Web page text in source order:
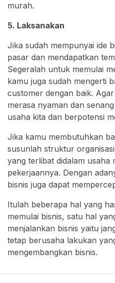
murah.
5. Laksanakan
Jika sudah mempunyai ide
pasar dan mendapatkan
Segeralah untuk memulai
kamu juga sudah mengerti
customer dengan baik.
merasa nyaman dan
usaha kita dan berpotensi
Jika kamu membutuhkan
susunlah struktur
yang terlibat didalam usaha
pekerjaannya. Dengan
bisnis juga dapat
Itulah beberapa hal yang
memulai bisnis, satu hal
menjalankan bisnis yaitu
tetap berusaha lakukan
mengembangkan bisnis.